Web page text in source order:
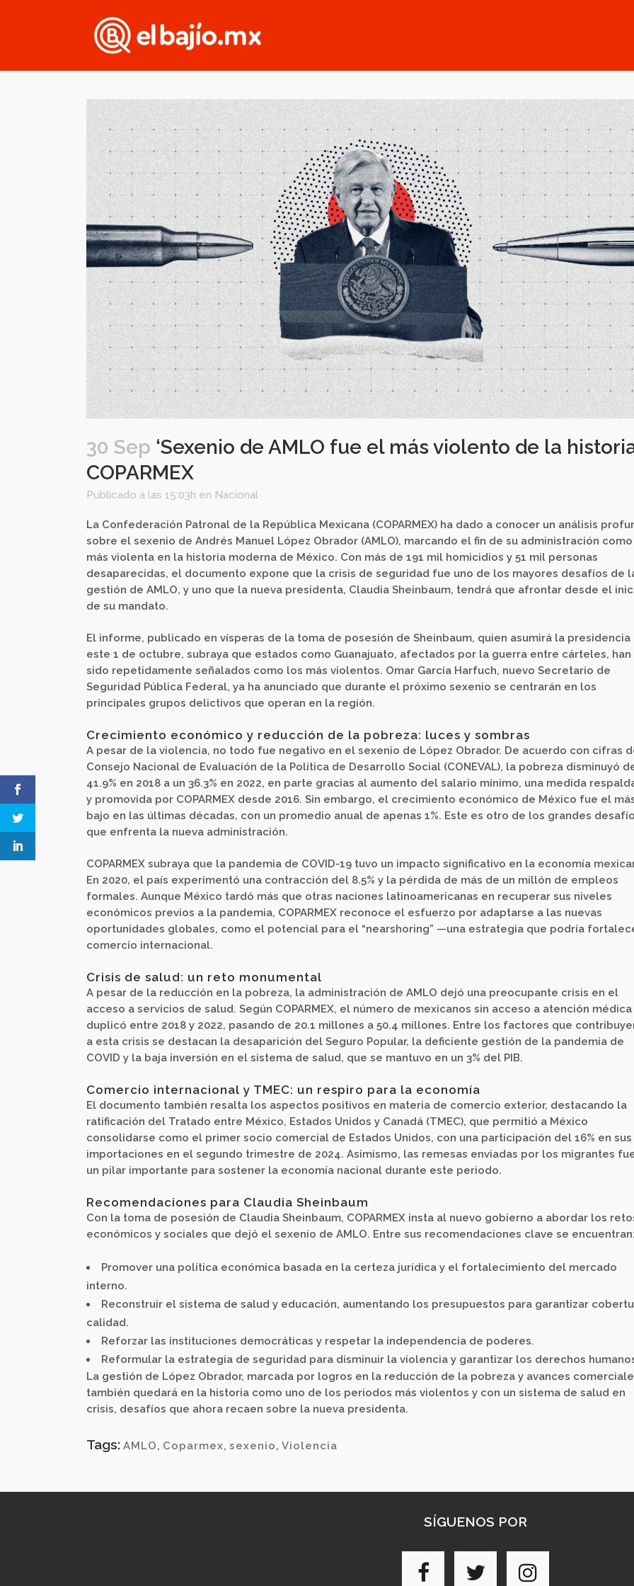
30 Sep ‘Sexenio de AMLO fue el más violento de la
COPARMEX
Publicado a las 15:03h en Nacional
La Confederación Patronal de la República Mexicana (COPARMEX) ha dado a conocer un análisis
sobre el sexenio de Andrés Manuel López Obrador (AMLO), marcando el fin de su administración
más violenta en la historia moderna de México. Con más de 191 mil homicidios y 51 mil personas
desaparecidas, el documento expone que la crisis de seguridad fue uno de los mayores desafíos de
gestión de AMLO, y uno que la nueva presidenta, Claudia Sheinbaum, tendrá que afrontar desde el
de su mandato.
El informe, publicado en vísperas de la toma de posesión de Sheinbaum, quien asumirá la presidencia
este 1 de octubre, subraya que estados como Guanajuato, afectados por la guerra entre cárteles, han
sido repetidamente señalados como los más violentos. Omar García Harfuch, nuevo Secretario de
Seguridad Pública Federal, ya ha anunciado que durante el próximo sexenio se centrarán en los
principales grupos delictivos que operan en la región.
Crecimiento económico y reducción de la pobreza: luces y sombras
A pesar de la violencia, no todo fue negativo en el sexenio de López Obrador. De acuerdo con cifras
Consejo Nacional de Evaluación de la Política de Desarrollo Social (CONEVAL), la pobreza disminuyó
41.9% en 2018 a un 36.3% en 2022, en parte gracias al aumento del salario mínimo, una medida
y promovida por COPARMEX desde 2016. Sin embargo, el crecimiento económico de México fue el
bajo en las últimas décadas, con un promedio anual de apenas 1%. Este es otro de los grandes
que enfrenta la nueva administración.
COPARMEX subraya que la pandemia de COVID-19 tuvo un impacto significativo en la economía
En 2020, el país experimentó una contracción del 8.5% y la pérdida de más de un millón de empleos
formales. Aunque México tardó más que otras naciones latinoamericanas en recuperar sus niveles
económicos previos a la pandemia, COPARMEX reconoce el esfuerzo por adaptarse a las nuevas
oportunidades globales, como el potencial para el “nearshoring” —una estrategia que podría
comercio internacional.
Crisis de salud: un reto monumental
A pesar de la reducción en la pobreza, la administración de AMLO dejó una preocupante crisis en el
acceso a servicios de salud. Según COPARMEX, el número de mexicanos sin acceso a atención médica
duplicó entre 2018 y 2022, pasando de 20.1 millones a 50.4 millones. Entre los factores que
a esta crisis se destacan la desaparición del Seguro Popular, la deficiente gestión de la pandemia de
COVID y la baja inversión en el sistema de salud, que se mantuvo en un 3% del PIB.
Comercio internacional y TMEC: un respiro para la economía
El documento también resalta los aspectos positivos en materia de comercio exterior, destacando la
ratificación del Tratado entre México, Estados Unidos y Canadá (TMEC), que permitió a México
consolidarse como el primer socio comercial de Estados Unidos, con una participación del 16% en sus
importaciones en el segundo trimestre de 2024. Asimismo, las remesas enviadas por los migrantes
un pilar importante para sostener la economía nacional durante este periodo.
Recomendaciones para Claudia Sheinbaum
Con la toma de posesión de Claudia Sheinbaum, COPARMEX insta al nuevo gobierno a abordar los
económicos y sociales que dejó el sexenio de AMLO. Entre sus recomendaciones clave se encuentran:
Promover una política económica basada en la certeza jurídica y el fortalecimiento del mercado
interno.
Reconstruir el sistema de salud y educación, aumentando los presupuestos para garantizar
calidad.
Reforzar las instituciones democráticas y respetar la independencia de poderes.
Reformular la estrategia de seguridad para disminuir la violencia y garantizar los derechos
La gestión de López Obrador, marcada por logros en la reducción de la pobreza y avances
también quedará en la historia como uno de los periodos más violentos y con un sistema de salud en
crisis, desafíos que ahora recaen sobre la nueva presidenta.
Tags: AMLO, Coparmex, sexenio, Violencia
SÍGUENOS POR